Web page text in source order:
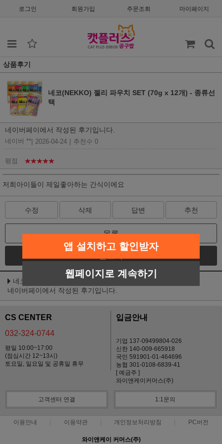
로그인 회원가입 주문조회 마이페이지
상품후기
네코(NEKKO) 젤리 파우치 SET (70g x 12개) - 종류선
택
네이버페이에서 작성된 후기입니다.
네이버 ** 2026-04-24 추천수 0
평점 ★★★★★
저희아이들이 제일좋아하는 간식이에요
수정 삭제 답변 추천
목록
네코(NEKKO) 젤리 파우치 SET (70g x 12개) - 종류선택
네이버페이에서 작성된 후기입니다.
CS CENTER
032-324-0744
평일 10:00~17:00
(점심시간 12~13시)
토요일, 일요일 및 공휴일 휴무
입금안내
기업 137-09499804-026
신한 140-009-665918
국민 591901-01-464696
농협 301-0108-6839-41
[ 예금주 ]
와이앤케이커머스(주)
고객센터 연결 1:1문의
이용안내 이용약관 개인정보처리방침 PC버전
와이앤케이 커머스(주)
앱 설치하고 할인받자
웹페이지로 계속하기